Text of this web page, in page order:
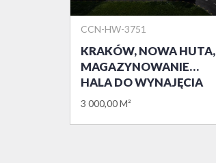
CCN-HW-3751
KRAKÓW, NOWA HUTA,
MAGAZYNOWANIE…
HALA DO WYNAJĘCIA
3 000,00 M²